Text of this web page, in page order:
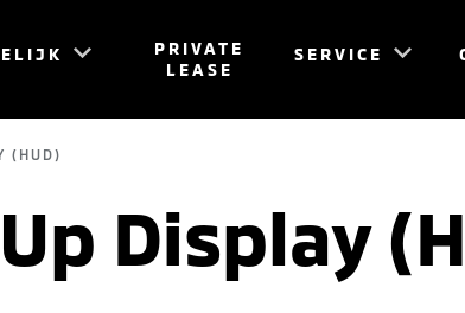
PRIVATE
LEASE
SERVICE
(HUD)
Display